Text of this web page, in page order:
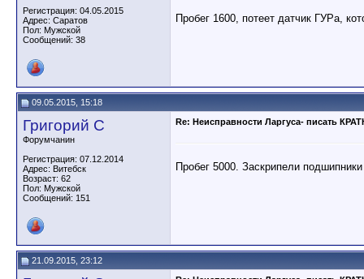
Регистрация: 04.05.2015
Адрес: Саратов
Пол: Мужской
Сообщений: 38
Пробег 1600, потеет датчик ГУРа,
09.05.2015, 15:18
Григорий С
Форумчанин
Регистрация: 07.12.2014
Адрес: Витебск
Возраст: 62
Пол: Мужской
Сообщений: 151
Re: Неисправности Ларгуса- писать
Пробег 5000. Заскрипели
21.09.2015, 23:12